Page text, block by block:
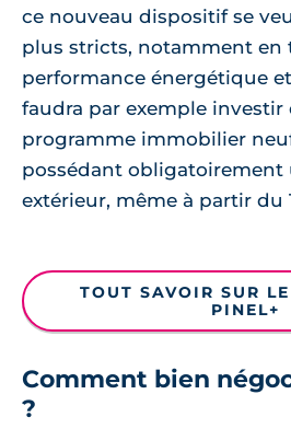
ce nouveau dispositif se
plus stricts, notamment en
performance énergétique
faudra par exemple investir
programme immobilier
possédant obligatoirement
extérieur, même à partir du
TOUT SAVOIR SUR
PINEL+
Comment bien
?